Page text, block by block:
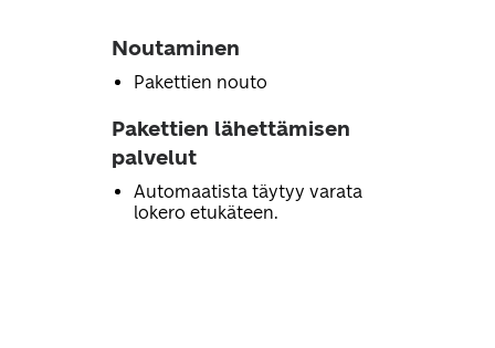
Noutaminen
Pakettien nouto
Pakettien lähettämisen
palvelut
Automaatista täytyy varata
lokero etukäteen.